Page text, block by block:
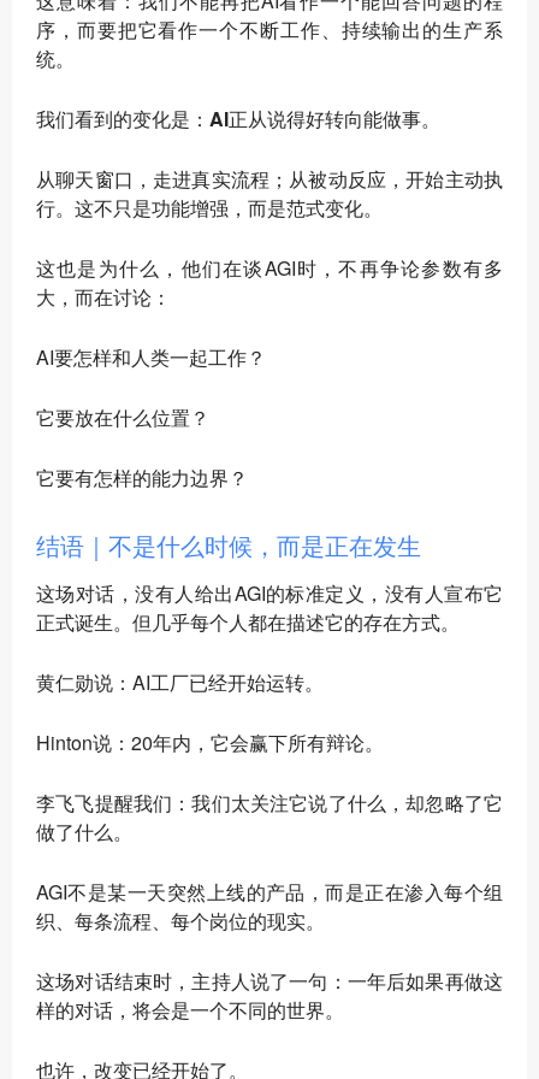
序，而要把它看作一个不断工作、持续输出的生产系
统。
我们看到的变化是：AI正从说得好转向能做事。
从聊天窗口，走进真实流程；从被动反应，开始主动执
行。这不只是功能增强，而是范式变化。
这也是为什么，他们在谈AGI时，不再争论参数有多
大，而在讨论：
AI要怎样和人类一起工作？
它要放在什么位置？
它要有怎样的能力边界？
结语｜不是什么时候，而是正在发生
这场对话，没有人给出AGI的标准定义，没有人宣布它
正式诞生。但几乎每个人都在描述它的存在方式。
黄仁勋说：AI工厂已经开始运转。
Hinton说：20年内，它会赢下所有辩论。
李飞飞提醒我们：我们太关注它说了什么，却忽略了它
做了什么。
AGI不是某一天突然上线的产品，而是正在渗入每个组
织、每条流程、每个岗位的现实。
这场对话结束时，主持人说了一句：一年后如果再做这
样的对话，将会是一个不同的世界。
也许，改变已经开始了。